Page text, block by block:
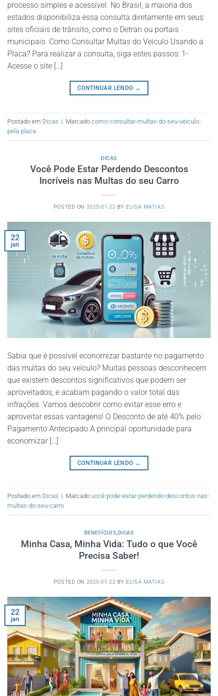
processo simples e acessível. No Brasil, a maioria dos
estados disponibiliza essa consulta diretamente em seus
sites oficiais de trânsito, como o Detran ou portais
municipais. Como Consultar Multas do Veículo Usando a
Placa? Para realizar a consulta, siga estes passos: 1-
Acesse o site […]
CONTINUAR LENDO →
Postado em Dicas | Marcado como-consultar-multas-do-seu-veículo-
pela-placa
DICAS
Você Pode Estar Perdendo Descontos
Incríveis nas Multas do seu Carro
POSTED ON 2025-01-22 BY ELISA MATIAS
22
jan
Sabia que é possível economizar bastante no pagamento
das multas do seu veículo? Muitas pessoas desconhecem
que existem descontos significativos que podem ser
aproveitados, e acabam pagando o valor total das
infrações. Vamos descobrir como evitar esse erro e
aproveitar essas vantagens! O Desconto de até 40% pelo
Pagamento Antecipado A principal oportunidade para
economizar […]
CONTINUAR LENDO →
Postado em Dicas | Marcado você-pode-estar-perdendo-descontos-nas-
multas-do-seu-carro
BENEFÍCIOS, DICAS
Minha Casa, Minha Vida: Tudo o que Você
Precisa Saber!
POSTED ON 2025-01-22 BY ELISA MATIAS
22
jan